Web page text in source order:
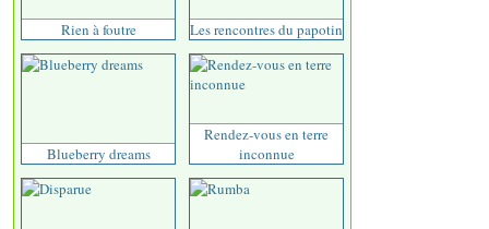
Rien à foutre Les rencontres du papotin
Blueberry dreams
Rendez-vous en terre
inconnue